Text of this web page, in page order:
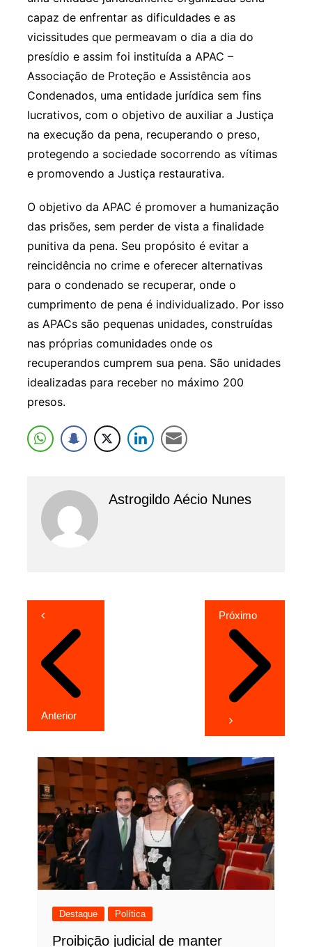
capaz de enfrentar as dificuldades e as
vicissitudes que permeavam o dia a dia do
presídio e assim foi instituída a APAC –
Associação de Proteção e Assistência aos
Condenados, uma entidade jurídica sem fins
lucrativos, com o objetivo de auxiliar a Justiça
na execução da pena, recuperando o preso,
protegendo a sociedade socorrendo as vítimas
e promovendo a Justiça restaurativa.
O objetivo da APAC é promover a humanização
das prisões, sem perder de vista a finalidade
punitiva da pena. Seu propósito é evitar a
reincidência no crime e oferecer alternativas
para o condenado se recuperar, onde o
cumprimento de pena é individualizado. Por isso
as APACs são pequenas unidades, construídas
nas próprias comunidades onde os
recuperandos cumprem sua pena. São unidades
idealizadas para receber no máximo 200
presos.
Astrogildo Aécio Nunes
Navegação
Post
Anterior
Próximo
Destaque Política
Proibição judicial de manter